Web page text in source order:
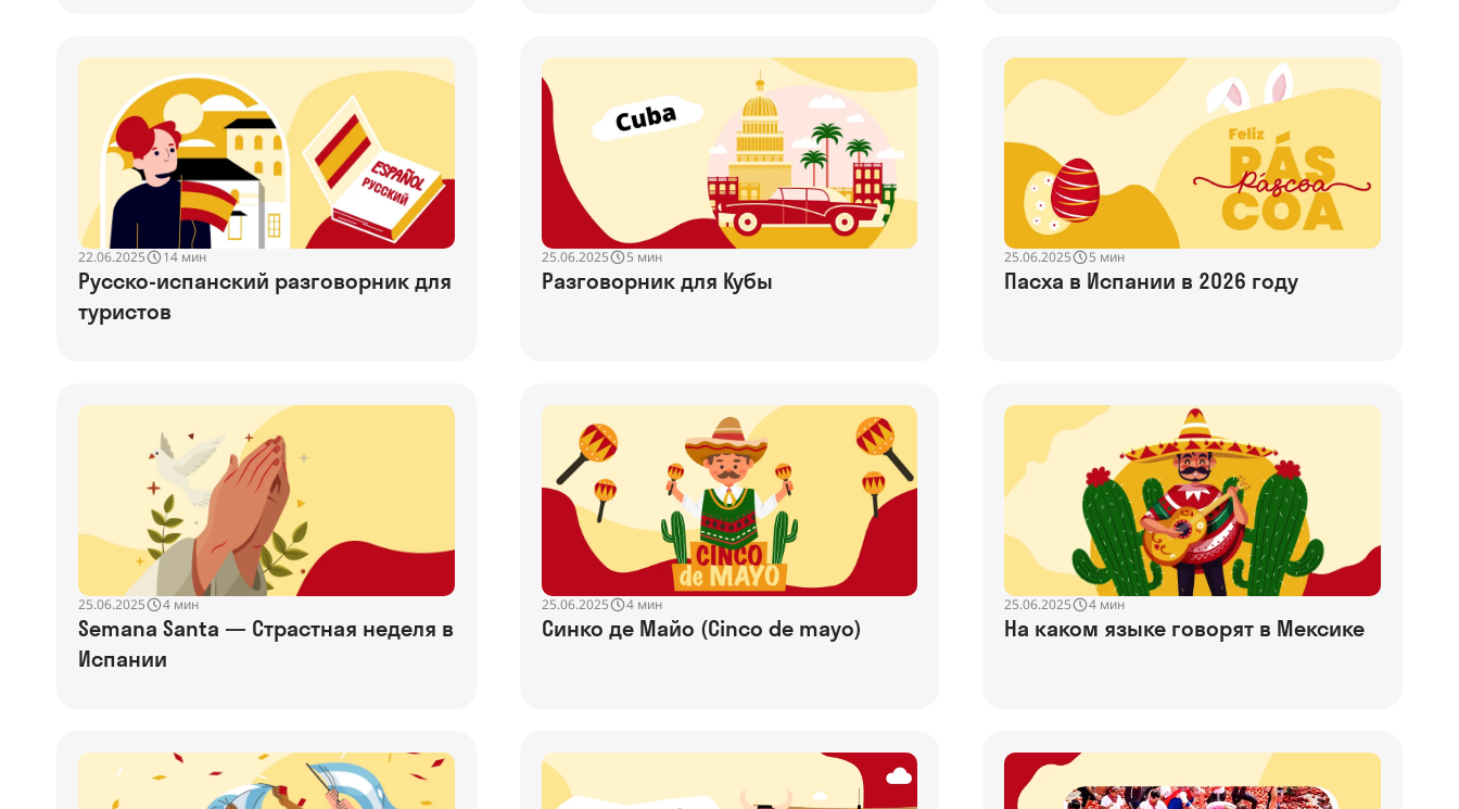
22.06.2025 14 мин
Русско-испанский разговорник для
туристов
25.06.2025 5 мин
Разговорник для Кубы
25.06.2025 5 мин
Пасха в Испании в 2026 году
25.06.2025 4 мин
Semana Santa — Страстная неделя в
Испании
25.06.2025 4 мин
Синко де Майо (Cinco de mayo)
25.06.2025 4 мин
На каком языке говорят в Мексике